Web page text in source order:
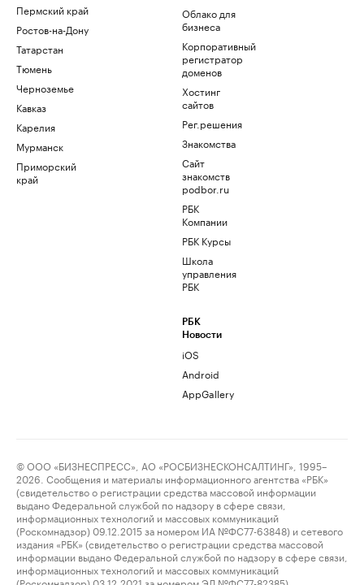
Пермский край
Ростов-на-Дону
Татарстан
Тюмень
Черноземье
Кавказ
Карелия
Мурманск
Приморский
край
Облако для
бизнеса
Корпоративный
регистратор
доменов
Хостинг
сайтов
Рег.решения
Знакомства
Сайт
знакомств
podbor.ru
РБК
Компании
РБК Курсы
Школа
управления
РБК
РБК
Новости
iOS
Android
AppGallery
© ООО «БИЗНЕСПРЕСС», АО «РОСБИЗНЕСКОНСАЛТИНГ», 1995–
2026. Сообщения и материалы информационного агентства «РБК»
(свидетельство о регистрации средства массовой информации
выдано Федеральной службой по надзору в сфере связи,
информационных технологий и массовых коммуникаций
(Роскомнадзор) 09.12.2015 за номером ИА №ФС77-63848) и сетевого
издания «РБК» (свидетельство о регистрации средства массовой
информации выдано Федеральной службой по надзору в сфере связи,
информационных технологий и массовых коммуникаций